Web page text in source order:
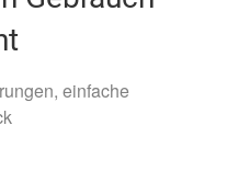
einfache